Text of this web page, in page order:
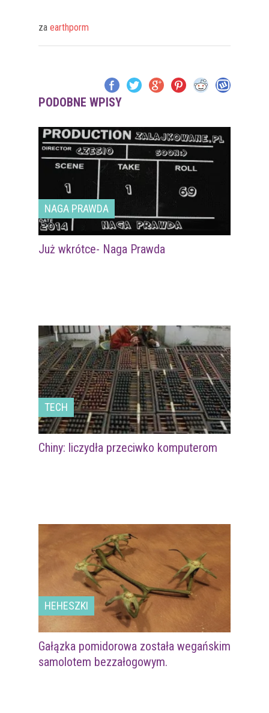
za earthporm
PODOBNE WPISY
NAGA PRAWDA
Już wkrótce- Naga Prawda
TECH
Chiny: liczydła przeciwko komputerom
HEHESZKI
Gałązka pomidorowa została wegańskim
samolotem bezzałogowym.